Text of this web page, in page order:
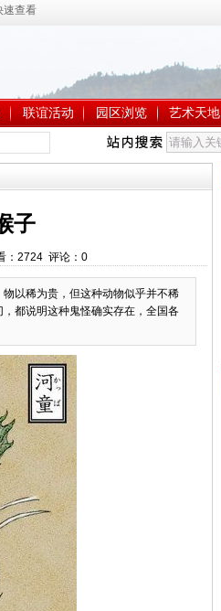
联谊活动 园区浏览 艺术天地
子
2724 评论： 0
以稀为贵，但这种动物似乎并不稀
都说明这种鬼怪确实存在，全国各